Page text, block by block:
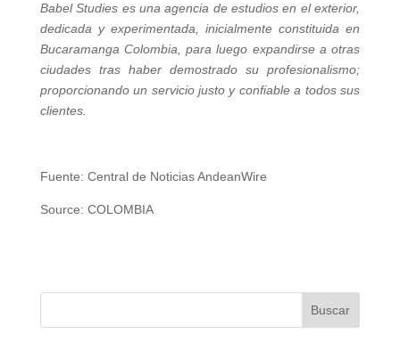
Babel Studies es una agencia de estudios en el exterior,
dedicada y experimentada, inicialmente constituida en
Bucaramanga Colombia, para luego expandirse a otras
ciudades tras haber demostrado su profesionalismo;
proporcionando un servicio justo y confiable a todos sus
clientes.
Fuente: Central de Noticias AndeanWire
Source: COLOMBIA